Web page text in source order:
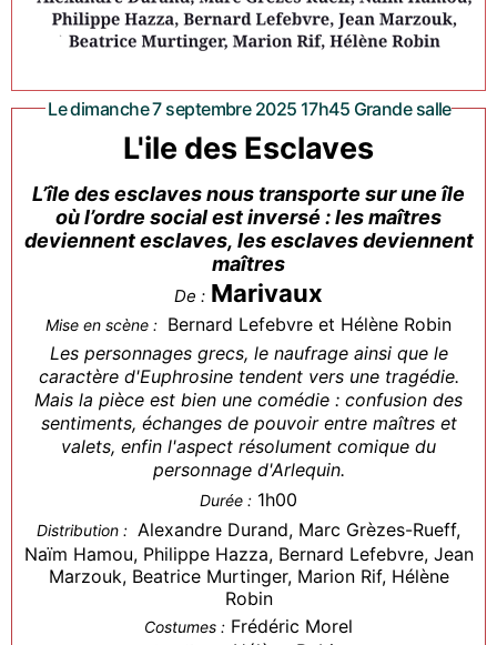
Le dimanche 7 septembre 2025 17h45 Grande salle
L'ile des Esclaves
L’île des esclaves nous transporte sur une île
où l’ordre social est inversé : les maîtres
deviennent esclaves, les esclaves deviennent
maîtres
De : Marivaux
Mise en scène : Bernard Lefebvre et Hélène Robin
Les personnages grecs, le naufrage ainsi que le
caractère d'Euphrosine tendent vers une tragédie.
Mais la pièce est bien une comédie : confusion des
sentiments, échanges de pouvoir entre maîtres et
valets, enfin l'aspect résolument comique du
personnage d'Arlequin.
Durée : 1h00
Distribution : Alexandre Durand, Marc Grèzes-Rueff,
Naïm Hamou, Philippe Hazza, Bernard Lefebvre, Jean
Marzouk, Beatrice Murtinger, Marion Rif, Hélène
Robin
Costumes : Frédéric Morel